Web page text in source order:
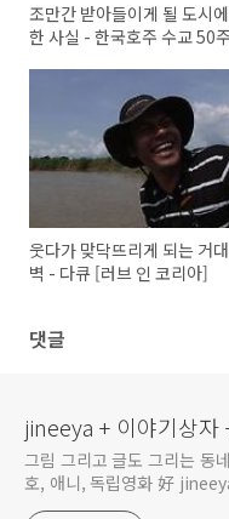
조만간 받아들이게 될 도시
한 사실 - 한국호주 수교 50
웃다가 맞닥뜨리게 되는 거
벽 - 다큐 [러브 인 코리아]
댓글
jineeya + 이야기상자
그림 그리고 글도 그리는 동
호, 애니, 독립영화 好